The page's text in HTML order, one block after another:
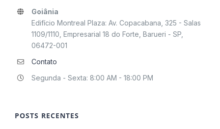
Goiânia
Edifício Montreal Plaza: Av. Copacabana, 325 - Salas
1109/1110, Empresarial 18 do Forte, Barueri - SP,
06472-001
Contato
Segunda - Sexta: 8:00 AM - 18:00 PM
POSTS RECENTES